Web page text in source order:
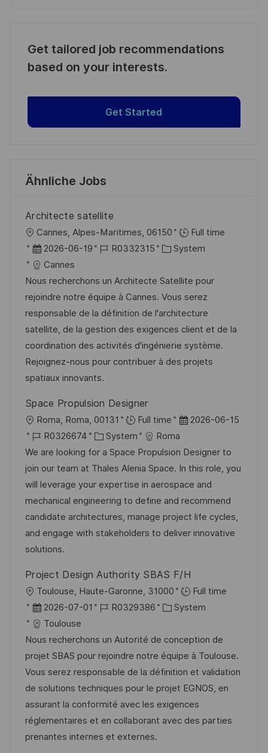
Get tailored job recommendations
based on your interests.
Get Started
Ähnliche Jobs
Architecte satellite
O
r
t
Cannes, Alpes-Maritimes, 06150
Full time
D
a
t
u
m
d
e
r
V
r
ö
f
f
e
n
t
l
i
c
h
u
n
g
2026-06-19
J
b
-
D
R0332315
K
t
e
g
o
r
i
System
Cannes
Nous recherchons un Architecte Satellite pour
rejoindre notre équipe à Cannes. Vous serez
responsable de la définition de l'architecture
satellite, de la gestion des exigences client et de la
coordination des activités d'ingénierie système.
Rejoignez-nous pour contribuer à des projets
spatiaux innovants.
Space Propulsion Designer
O
r
t
Roma, Roma, 00131 Full time
D
a
t
u
m
d
e
r
r
ö
f
e
n
t
l
i
c
2026-06-15
J
o
b
-
I
D
R0326674
K
a
t
e
g
o
r
System
Roma
We are looking for a Space Propulsion Designer to
join our team at Thales Alenia Space. In this role, you
will leverage your expertise in aerospace and
mechanical engineering to define and recommend
candidate architectures, manage project life cycles,
and engage with stakeholders to deliver innovative
solutions.
Project Design Authority SBAS F/H
O
r
t
Toulouse, Haute-Garonne, 31000
Full time
D
a
t
u
m
d
e
r
V
2026-07-01
J
b
-
I
D
R0329386
K
t
e
g
o
r
i
System
Toulouse
Nous recherchons un Autorité de conception de
projet SBAS pour rejoindre notre équipe à Toulouse.
Vous serez responsable de la définition et validation
de solutions techniques pour le projet EGNOS, en
assurant la conformité avec les exigences
réglementaires et en collaborant avec des parties
prenantes internes et externes.